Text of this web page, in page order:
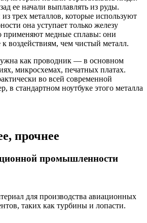
ее начали выплавлять из руды.
трех металлов, которые используют
она уступает только железу
медные сплавы: они
воздействиям, чем чистый металл.
как проводник — в основном
микросхемах, печатных платах.
во всей современной
в стандартном ноутбуке этого металла
прочнее
промышленности
для производства авиационных
таких как турбины и лопасти.